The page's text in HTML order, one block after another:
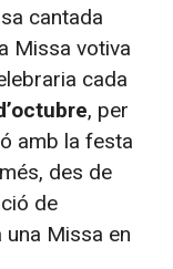
cantada
Missa votiva
cada
, per
amb la festa
des de
de
una Missa en